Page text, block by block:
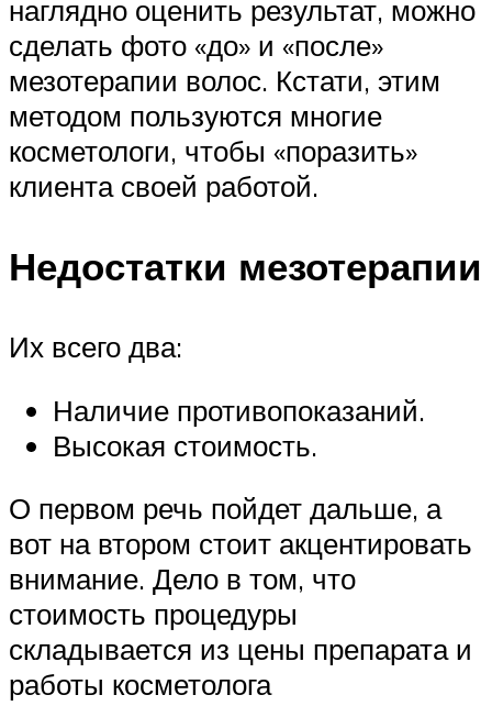
наглядно оценить результат, можно
сделать фото «до» и «после»
мезотерапии волос. Кстати, этим
методом пользуются многие
косметологи, чтобы «поразить»
клиента своей работой.
Недостатки мезотерапии
Их всего два:
Наличие противопоказаний.
Высокая стоимость.
О первом речь пойдет дальше, а
вот на втором стоит акцентировать
внимание. Дело в том, что
стоимость процедуры
складывается из цены препарата и
работы косметолога